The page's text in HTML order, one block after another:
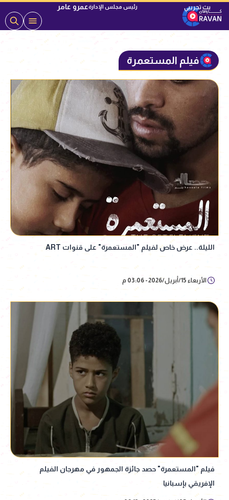
رئيس مجلس الإدارةعمرو عامر
فيلم المستعمرة
الليلة.. عرض خاص لفيلم "المستعمرة" على قنوات ART
الأربعاء 15/أبريل/2026 - 03:06 م
فيلم "المستعمرة" حصد جائزة الجمهور في مهرجان الفيلم
الإفريقي بإسبانيا